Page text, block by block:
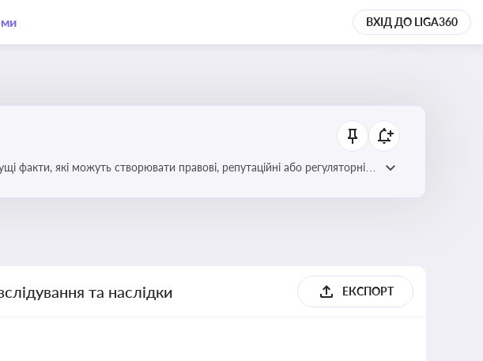
ВХІД ДО LIGA360
факти, які можуть створювати правові, репутаційні або регуляторні
та наслідки ЕКСПОРТ